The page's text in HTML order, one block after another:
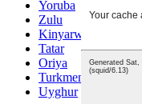
Yoruba
Zulu
Kinyarwanda
Tatar
Oriya
Turkmen
Uyghur